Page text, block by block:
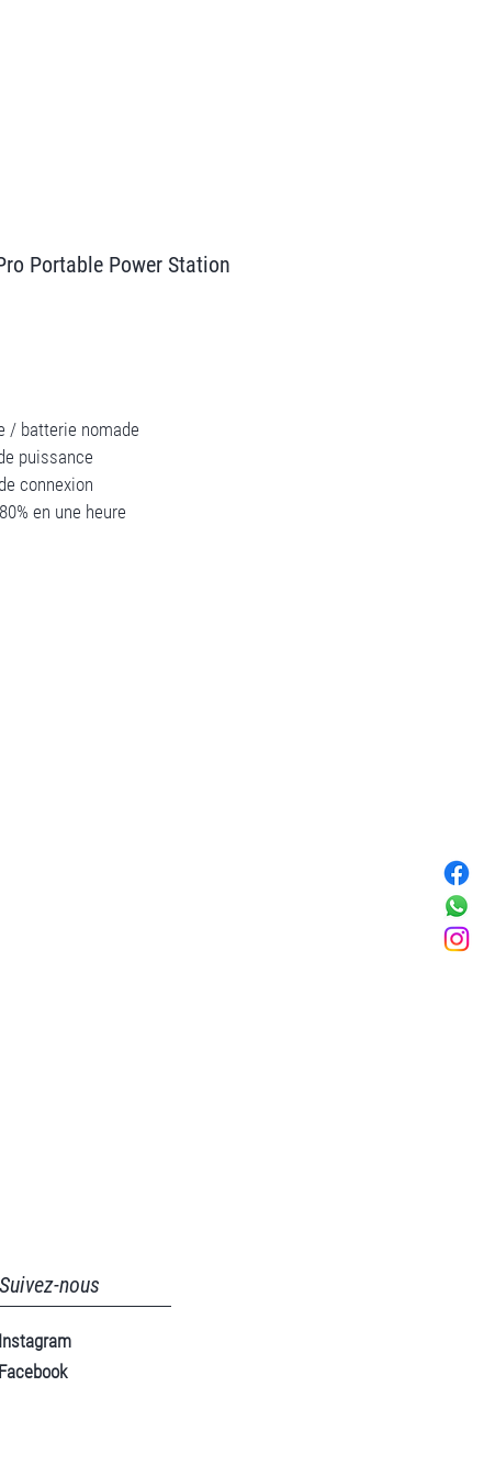
Portable Power Station
/ batterie nomade
puissance
connexion
en une heure
Suivez-nous
Instagram
Facebook